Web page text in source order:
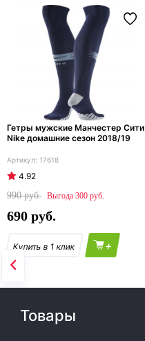
Гетры мужские Манчестер Сити
Nike домашние сезон 2018/19
17618
4.92
990
300
690
+
Товары